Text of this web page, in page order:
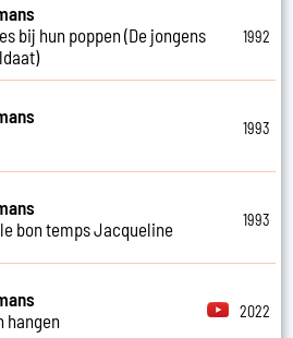
bij hun poppen (De jongens
1992
1993
bon temps Jacqueline
1993
hangen
2022